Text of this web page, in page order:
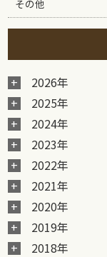
その他
2026年
2025年
2024年
2023年
2022年
2021年
2020年
2019年
2018年